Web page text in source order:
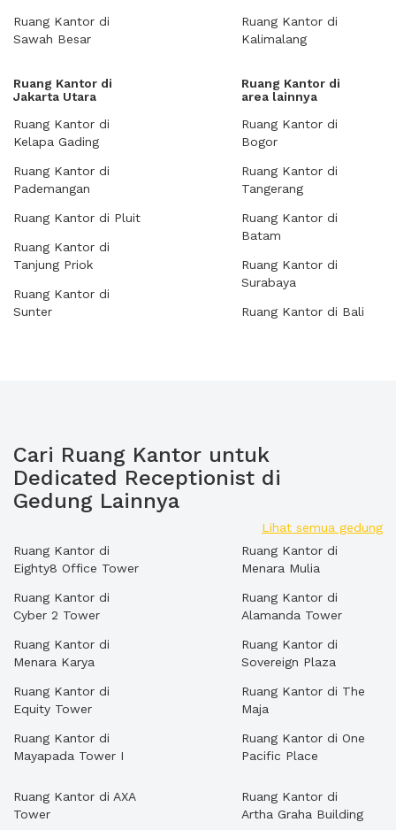
Ruang Kantor di
Sawah Besar
Ruang Kantor di
Kalimalang
Ruang Kantor di
Jakarta Utara
Ruang Kantor di
Kelapa Gading
Ruang Kantor di
Pademangan
Ruang Kantor di Pluit
Ruang Kantor di
Tanjung Priok
Ruang Kantor di
Sunter
Ruang Kantor di
area lainnya
Ruang Kantor di
Bogor
Ruang Kantor di
Tangerang
Ruang Kantor di
Batam
Ruang Kantor di
Surabaya
Ruang Kantor di Bali
Cari Ruang Kantor untuk
Dedicated Receptionist di
Gedung Lainnya
Lihat semua gedung
Ruang Kantor di
Eighty8 Office Tower
Ruang Kantor di
Cyber 2 Tower
Ruang Kantor di
Menara Karya
Ruang Kantor di
Equity Tower
Ruang Kantor di
Mayapada Tower I
Ruang Kantor di
Menara Mulia
Ruang Kantor di
Alamanda Tower
Ruang Kantor di
Sovereign Plaza
Ruang Kantor di The
Maja
Ruang Kantor di One
Pacific Place
Ruang Kantor di AXA
Tower
Ruang Kantor di
Artha Graha Building